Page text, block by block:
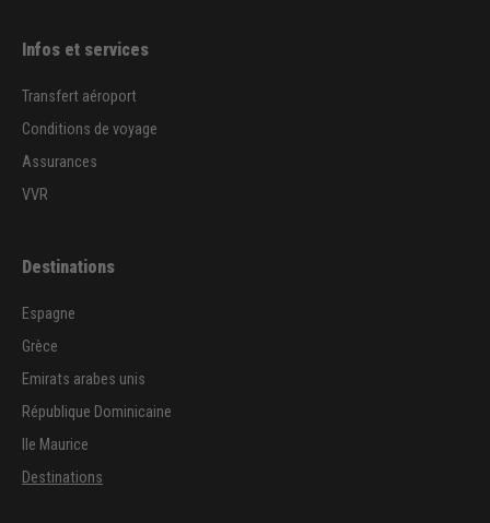
Infos et services
Transfert aéroport
Conditions de voyage
Assurances
VVR
Destinations
Espagne
Grèce
Emirats arabes unis
République Dominicaine
Ile Maurice
Destinations